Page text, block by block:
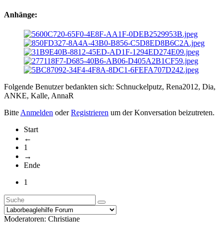
Anhänge:
Folgende Benutzer bedankten sich: Schnuckelputz, Rena2012, Dia,
ANKE, Kalle, AnnaR
Bitte Anmelden oderRegistrieren um der Konversation beizutreten.
Start
←
1
→
Ende
1
Moderatoren: Christiane